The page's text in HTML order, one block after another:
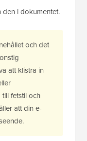
den i dokumentet.
och det
att klistra in
fetstil och
att din e-